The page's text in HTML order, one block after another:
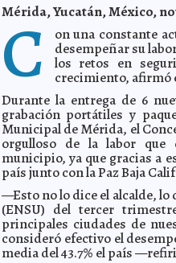
Mérida, Yucatán, México,
C on una constante
desempeñar su
los retos en
crecimiento, afirmó
Durante la entrega de 6
grabación portátiles y
Municipal de Mérida, el
orgulloso de la labor que
municipio, ya que gracias a
país junto con la Paz Baja
—Esto no lo dice el alcalde, lo
(ENSU) del tercer
principales ciudades de
consideró efectivo el
media del 43.7% el país